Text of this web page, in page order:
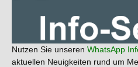
Nutzen Sie unseren WhatsApp
aktuellen Neuigkeiten rund um